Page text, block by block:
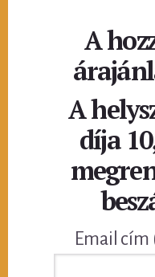
A
A
díja
Email